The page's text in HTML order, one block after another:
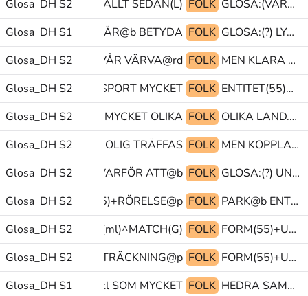
Glosa_DH S2INUTI ÖVERALLT SEDAN(L) FOLK
GLOSA:(VARELSE(55)+RÖRELSE@p)@kl VARA TREVLIG
Glosa_DH S1
HÄRLIG ATMOSFÄR@b BETYDA FOLK
GLOSA:(?) LYCKLIG VA@b
Glosa_DH S2LITEN(J) SVÅR VÄRVA@rd FOLK
MEN KLARA ÄNDÅ
Glosa_DH S2
KOPPLA-IHOP SPORT MYCKET FOLK
ENTITET(55)+FÖRFLYTTA@p PEK SPECIELL
Glosa_DH S2TRÄFFAS.MYCKET OLIKA FOLK
OLIKA LAND.PL VARA|PEK
Glosa_DH S2
RESA.MULTI ROLIG TRÄFFAS FOLK
MEN KOPPLA-IHOP SPORT
Glosa_DH S2HEMMA VARFÖR ATT@b FOLK
GLOSA:(?) UNG.PL MELLAN
Glosa_DH S2ENTITET(55)+RÖRELSE@p FOLK
PARK@b ENTITET(55)+RÖRELSE@p HA
Glosa_DH S2
SKA HA FOTBOLL(ml)^MATCH(G) FOLK
FORM(55)+UTSTRÄCKNING@p FOLK FORM(55)+UTSTRÄCKNING@p
Glosa_DH S2
FORM(55)+UTSTRÄCKNING@p FOLK
FORM(55)+UTSTRÄCKNING@p PRO1.FL SE
Glosa_DH S1OMRÅDE@kl SOM MYCKET FOLK
HEDRA SAMMA HA